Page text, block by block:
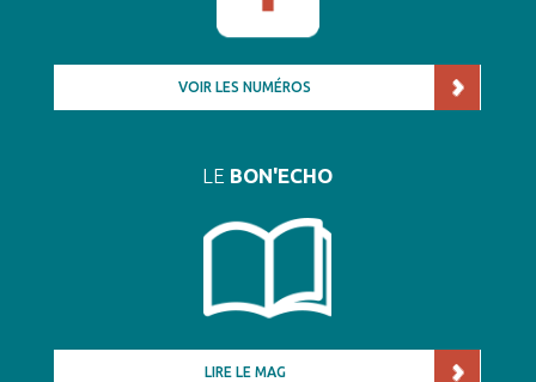
VOIR LES NUMÉROS
LE BON'ECHO
LIRE LE MAG